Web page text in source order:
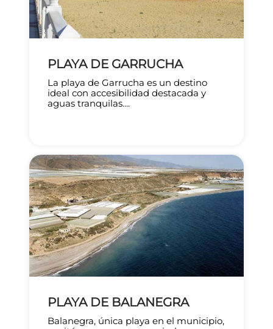
PLAYA DE GARRUCHA
La playa de Garrucha es un destino
ideal con accesibilidad destacada y
aguas tranquilas....
PLAYA DE BALANEGRA
Balanegra, única playa en el municipio,